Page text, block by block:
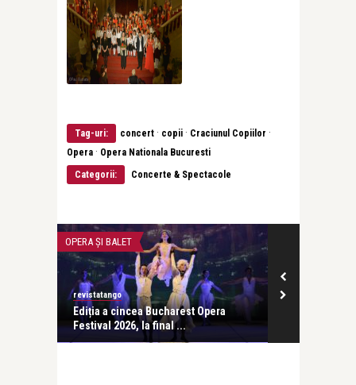
Tag-uri: concert · copii · Craciunul Copiilor ·
Opera · Opera Nationala Bucuresti
Categorii:
Concerte & Spectacole
CONCERTE & SPECTACOLE